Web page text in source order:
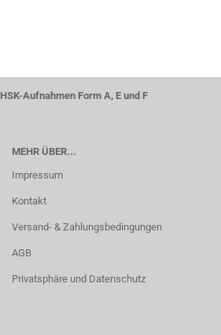
HSK-Aufnahmen Form A, E und F
MEHR ÜBER...
Impressum
Kontakt
Versand- & Zahlungsbedingungen
AGB
Privatsphäre und Datenschutz